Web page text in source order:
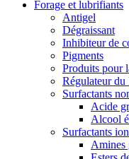
Forage et lubrifiants
Antigel
Dégraissant
Inhibiteur de
Pigments
Produits pour
Régulateur du
Surfactants
Acide
Alcool
Surfactants
Amines